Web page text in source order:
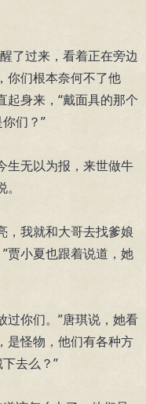
了过来，看着正在旁边
你们根本奈何不了他
起身来，“戴面具的那个
们？”
生无以为报，来世做牛
，我就和大哥去找爹娘
贾小夏也跟着说道，她
你们。”唐琪说，她看
是怪物，他们有各种方
去么？”